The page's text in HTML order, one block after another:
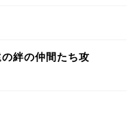
絆の仲間たち攻